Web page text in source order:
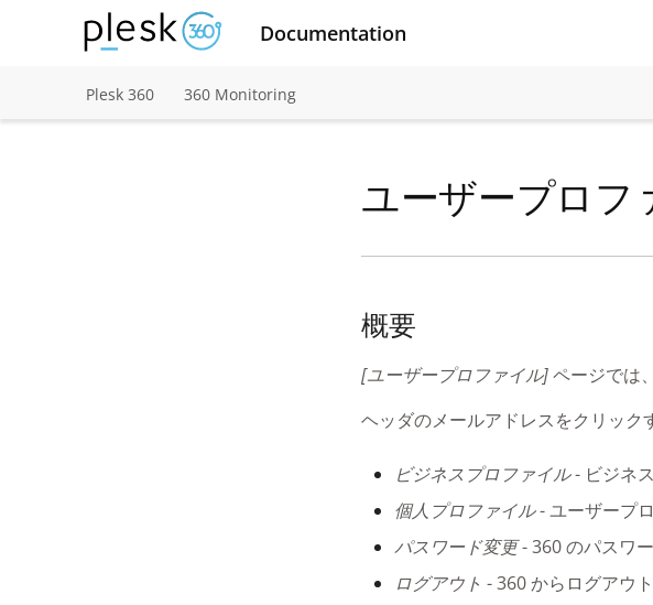
Documentation
Plesk 360 360 Monitoring
ユーザープロフ
概要
[ユーザープロファイル]ページでは
ヘッダのメールアドレスをクリック
ビジネスプロファイル- ビジネ
個人プロファイル- ユーザープ
パスワード変更- 360 のパスワ
ログアウト - 360 からログアウト